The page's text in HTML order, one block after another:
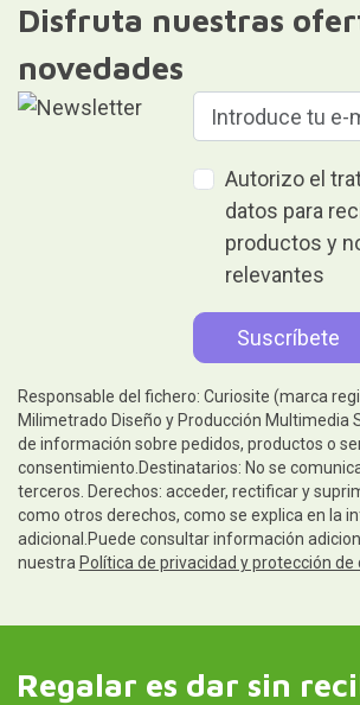
Disfruta nuestras
novedades
Autorizo el
datos para
productos y
relevantes
Responsable del fichero: Curiosite (marca
Milimetrado Diseño y Producción Multimedia
de información sobre pedidos, productos o
consentimiento.Destinatarios: No se
terceros. Derechos: acceder, rectificar y
como otros derechos, como se explica en la
adicional.Puede consultar información
nuestra Política de privacidad y protección de
Regalar es dar sin